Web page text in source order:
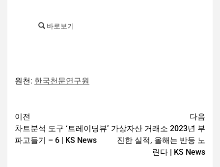
바로보기
원천: 한국천문연구원
이전
차트분석 도구 ‘트레이딩뷰’
파고들기 – 6 | KS News
다음
가상자산 거래소 2023년 부
진한 실적, 올해는 반등 노
린다 | KS News